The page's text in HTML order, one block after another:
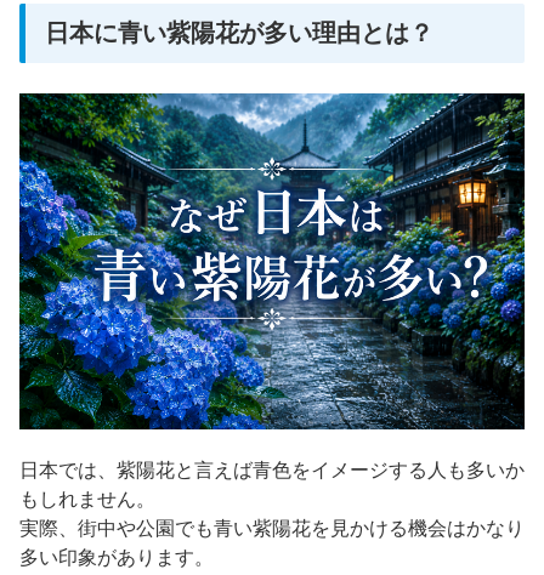
日本に青い紫陽花が多い理由とは？
日本では、紫陽花と言えば青色をイメージする人も多いか
もしれません。
実際、街中や公園でも青い紫陽花を見かける機会はかなり
多い印象があります。